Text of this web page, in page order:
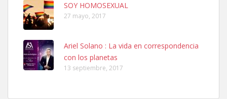
Ninfa perdida
El día 5 se los perdió una ninfa papillera, asustada tiene miedo a la
calle, se perdió por la zon...
SOY HOMOSEXUAL
27 mayo, 2017
Ariel Solano : La vida en correspondencia
con los planetas
13 septiembre, 2017